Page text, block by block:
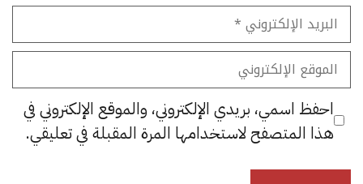
البريد
الإلكتروني
الموقع
الإلكتروني
احفظ اسمي، بريدي الإلكتروني، والموقع الإلكتروني في
هذا المتصفح لاستخدامها المرة المقبلة في تعليقي.